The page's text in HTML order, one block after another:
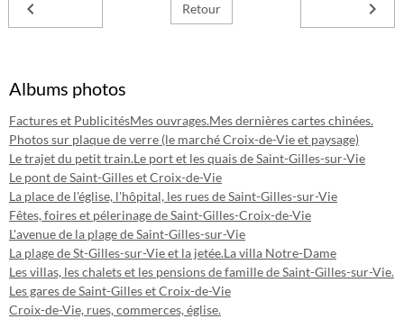
Retour
Albums photos
Factures et PublicitésMes ouvrages.Mes dernières cartes chinées.
Photos sur plaque de verre (le marché Croix-de-Vie et paysage)
Le trajet du petit train.Le port et les quais de Saint-Gilles-sur-Vie
Le pont de Saint-Gilles et Croix-de-Vie
La place de l'église, l'hôpital, les rues de Saint-Gilles-sur-Vie
Fêtes, foires et pélerinage de Saint-Gilles-Croix-de-Vie
L'avenue de la plage de Saint-Gilles-sur-Vie
La plage de St-Gilles-sur-Vie et la jetée.La villa Notre-Dame
Les villas, les chalets et les pensions de famille de Saint-Gilles-sur-Vie.
Les gares de Saint-Gilles et Croix-de-Vie
Croix-de-Vie, rues, commerces, église.